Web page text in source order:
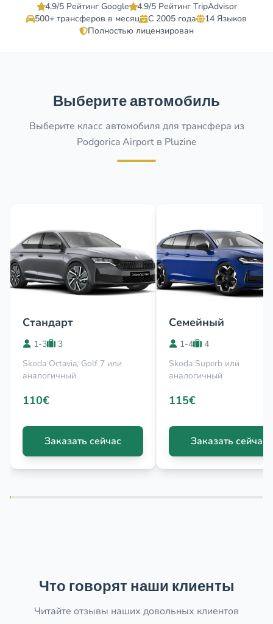
4.9/5 Рейтинг Google
4.9/5 Рейтинг TripAdvisor
500+ трансферов в месяц
С 2005 года
14 Языков
Полностью лицензирован
Выберите автомобиль
Выберите класс автомобиля для трансфера из
Podgorica Airport в Pluzine
Стандарт
1-3
3
Skoda Octavia, Golf 7 или
аналогичный
110€
Заказать сейчас
Семейный
1-4
4
Skoda Superb или
аналогичный
115€
Заказать сейчас
Что говорят наши клиенты
Читайте отзывы наших довольных клиентов